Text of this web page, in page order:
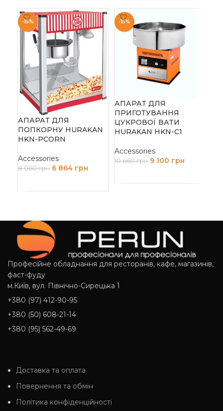
-15%
АПАРАТ ДЛЯ
ПОПКОРНУ HURAKAN
HKN-PCORN
Accessories
8 060грн 6 864 грн
-15%
АПАРАТ ДЛЯ
ПРИГОТУВАННЯ
ЦУКРОВОЇ ВАТИ
HURAKAN HKN-C1
Accessories
10 660грн 9 100 грн
Професійне обладнання для ресторанів, кафе, магазинів,
фаст-фуду
м.Київ, вул. Північно-Сирецька 1
+380 (97) 412-90-95
+380 (50) 608-21-14
+380 (95) 562-49-69
Доставка та оплата
Повернення та обмін
Політика конфіденційності